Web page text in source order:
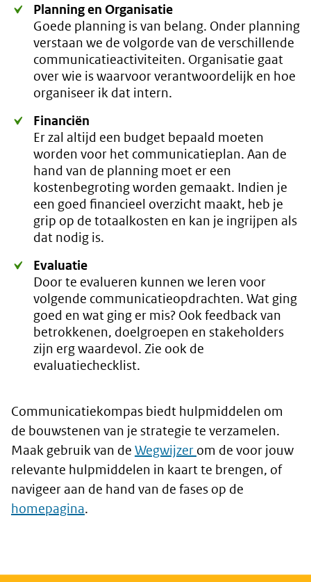
Planning en Organisatie
Goede planning is van belang. Onder planning
verstaan we de volgorde van de verschillende
communicatieactiviteiten. Organisatie gaat
over wie is waarvoor verantwoordelijk en hoe
organiseer ik dat intern.
Financiën
Er zal altijd een budget bepaald moeten
worden voor het communicatieplan. Aan de
hand van de planning moet er een
kostenbegroting worden gemaakt. Indien je
een goed financieel overzicht maakt, heb je
grip op de totaalkosten en kan je ingrijpen als
dat nodig is.
Evaluatie
Door te evalueren kunnen we leren voor
volgende communicatieopdrachten. Wat ging
goed en wat ging er mis? Ook feedback van
betrokkenen, doelgroepen en stakeholders
zijn erg waardevol. Zie ook de
evaluatiechecklist.
Communicatiekompas biedt hulpmiddelen om
de bouwstenen van je strategie te verzamelen.
Maak gebruik van de Wegwijzer om de voor jouw
relevante hulpmiddelen in kaart te brengen, of
navigeer aan de hand van de fases op de
homepagina.